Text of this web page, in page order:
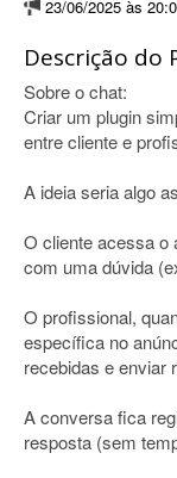
23/06/2025 às
Descrição do
Sobre o chat:
Criar um plugin
entre cliente e
A ideia seria algo
O cliente acessa o
com uma dúvida
O profissional,
específica no
recebidas e enviar
A conversa fica
resposta (sem